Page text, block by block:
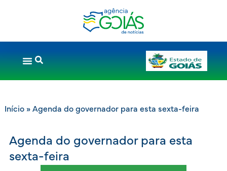
Início» Agenda do governador para esta sexta-feira
Agenda do governador para esta
sexta-feira